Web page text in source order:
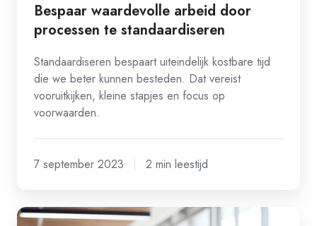
Bespaar waardevolle arbeid door
processen te standaardiseren
Standaardiseren bespaart uiteindelijk kostbare tijd
die we beter kunnen besteden. Dat vereist
vooruitkijken, kleine stapjes en focus op
voorwaarden.
7 september 2023 2 min leestijd
Vier